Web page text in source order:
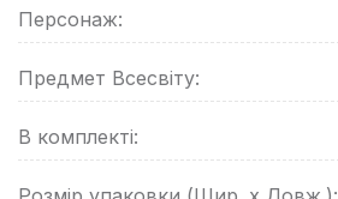
Персонаж:
Предмет Всесвіту:
В комплекті: